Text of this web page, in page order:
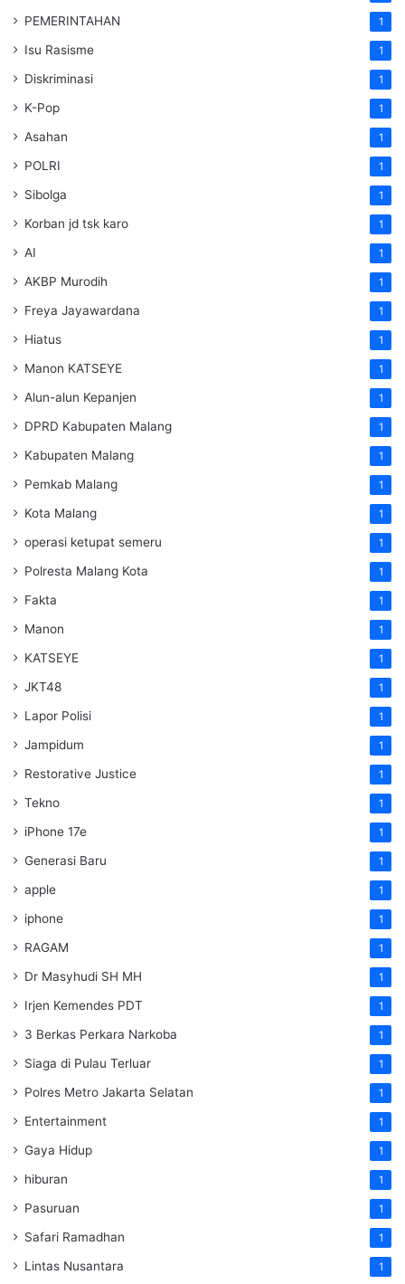
PEMERINTAHAN 1
Isu Rasisme 1
Diskriminasi 1
K-Pop 1
Asahan 1
POLRI 1
Sibolga 1
Korban jd tsk karo 1
AI 1
AKBP Murodih 1
Freya Jayawardana 1
Hiatus 1
Manon KATSEYE 1
Alun-alun Kepanjen 1
DPRD Kabupaten Malang 1
Kabupaten Malang 1
Pemkab Malang 1
Kota Malang 1
operasi ketupat semeru 1
Polresta Malang Kota 1
Fakta 1
Manon 1
KATSEYE 1
JKT48 1
Lapor Polisi 1
Jampidum 1
Restorative Justice 1
Tekno 1
iPhone 17e 1
Generasi Baru 1
apple 1
iphone 1
RAGAM 1
Dr Masyhudi SH MH 1
Irjen Kemendes PDT 1
3 Berkas Perkara Narkoba 1
Siaga di Pulau Terluar 1
Polres Metro Jakarta Selatan 1
Entertainment 1
Gaya Hidup 1
hiburan 1
Pasuruan 1
Safari Ramadhan 1
Lintas Nusantara 1